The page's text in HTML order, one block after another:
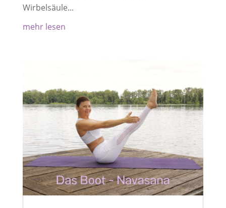
Wirbelsäule...
mehr lesen